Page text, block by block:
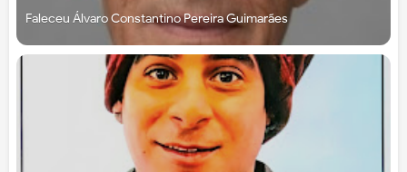
Faleceu Álvaro Constantino Pereira Guimarães